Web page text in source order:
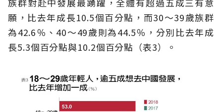
願，比去年成長10.5個百分點，而30～39歲族群
為42.6％、40～49歲則為44.5％，分別比去年成
長5.3個百分點與10.2個百分點（表3）。